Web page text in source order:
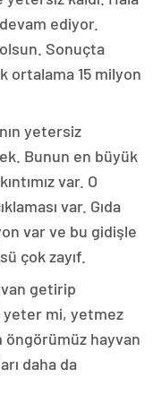
ediyor.
Sonuçta
ortalama 15 milyon
yetersiz
Bunun en büyük
var. O
var. Gıda
var ve bu gidişle
çok zayıf.
getirip
yeter mi, yetmez
öngörümüz hayvan
daha da